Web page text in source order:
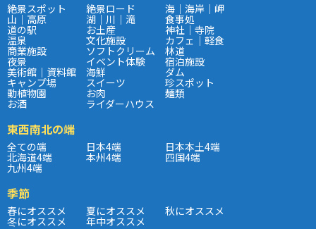
絶景スポット 絶景ロード 海｜海岸｜岬
山｜高原 湖｜川｜滝 食事処
道の駅 お土産 神社｜寺院
温泉 文化施設 カフェ｜軽食
商業施設 ソフトクリーム 林道
夜景 イベント体験 宿泊施設
美術館｜資料館 海鮮 ダム
キャンプ場 スイーツ 珍スポット
動植物園 お肉 麺類
お酒 ライダーハウス
東西南北の端
全ての端 日本4端 日本本土4端
北海道4端 本州4端 四国4端
九州4端
季節
春にオススメ 夏にオススメ 秋にオススメ
冬にオススメ 年中オススメ